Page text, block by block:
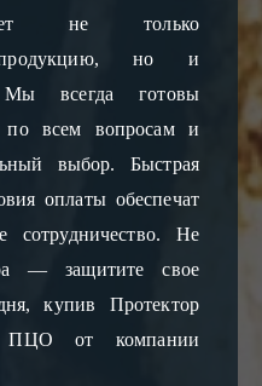
не только
продукцию, но и
всегда готовы
по всем вопросам и
выбор. Быстрая
оплаты обеспечат
сотрудничество. Не
— защитите свое
купив Протектор
ПЦО от компании